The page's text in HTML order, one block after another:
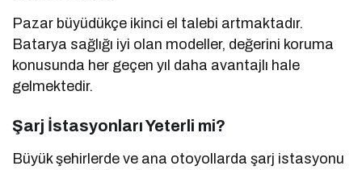
Pazar büyüdükçe ikinci el talebi artmaktadır.
Batarya sağlığı iyi olan modeller, değerini koruma
konusunda her geçen yıl daha avantajlı hale
gelmektedir.
Şarj İstasyonları Yeterli mi?
Büyük şehirlerde ve ana otoyollarda şarj istasyonu